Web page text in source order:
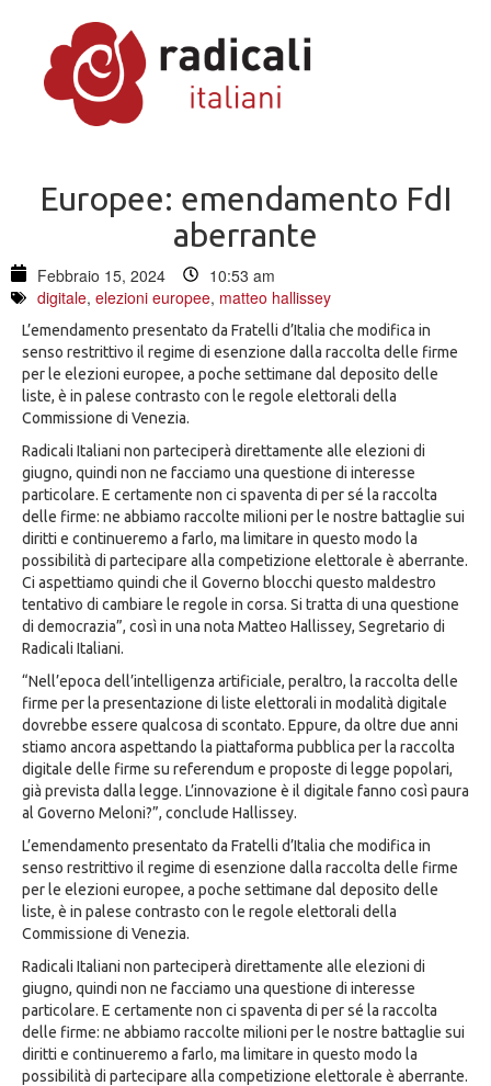
Europee: emendamento FdI
aberrante
Febbraio 15, 2024
10:53 am
digitale, elezioni europee, matteo hallissey
L’emendamento presentato da Fratelli d’Italia che modifica in
senso restrittivo il regime di esenzione dalla raccolta delle firme
per le elezioni europee, a poche settimane dal deposito delle
liste, è in palese contrasto con le regole elettorali della
Commissione di Venezia.
Radicali Italiani non parteciperà direttamente alle elezioni di
giugno, quindi non ne facciamo una questione di interesse
particolare. E certamente non ci spaventa di per sé la raccolta
delle firme: ne abbiamo raccolte milioni per le nostre battaglie sui
diritti e continueremo a farlo, ma limitare in questo modo la
possibilità di partecipare alla competizione elettorale è aberrante.
Ci aspettiamo quindi che il Governo blocchi questo maldestro
tentativo di cambiare le regole in corsa. Si tratta di una questione
di democrazia”, così in una nota Matteo Hallissey, Segretario di
Radicali Italiani.
“Nell’epoca dell’intelligenza artificiale, peraltro, la raccolta delle
firme per la presentazione di liste elettorali in modalità digitale
dovrebbe essere qualcosa di scontato. Eppure, da oltre due anni
stiamo ancora aspettando la piattaforma pubblica per la raccolta
digitale delle firme su referendum e proposte di legge popolari,
già prevista dalla legge. L’innovazione è il digitale fanno così paura
al Governo Meloni?”, conclude Hallissey.
L’emendamento presentato da Fratelli d’Italia che modifica in
senso restrittivo il regime di esenzione dalla raccolta delle firme
per le elezioni europee, a poche settimane dal deposito delle
liste, è in palese contrasto con le regole elettorali della
Commissione di Venezia.
Radicali Italiani non parteciperà direttamente alle elezioni di
giugno, quindi non ne facciamo una questione di interesse
particolare. E certamente non ci spaventa di per sé la raccolta
delle firme: ne abbiamo raccolte milioni per le nostre battaglie sui
diritti e continueremo a farlo, ma limitare in questo modo la
possibilità di partecipare alla competizione elettorale è aberrante.